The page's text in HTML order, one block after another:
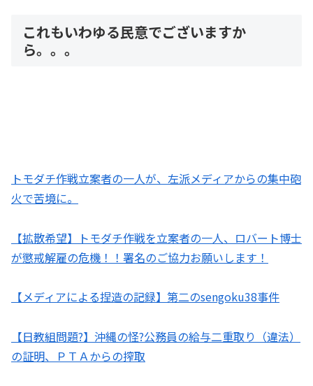
これもいわゆる民意でございますか
ら。。。
トモダチ作戦立案者の一人が、左派メディアからの集中砲
火で苦境に。
【拡散希望】トモダチ作戦を立案者の一人、ロバート博士
が懲戒解雇の危機！！署名のご協力お願いします！
【メディアによる捏造の記録】第二のsengoku38事件
【日教組問題?】沖縄の怪?公務員の給与二重取り（違法）
の証明、ＰＴＡからの搾取